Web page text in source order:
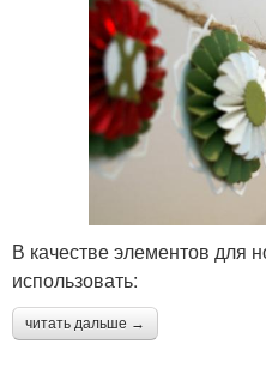
В качестве элементов для
использовать:
читать дальше →